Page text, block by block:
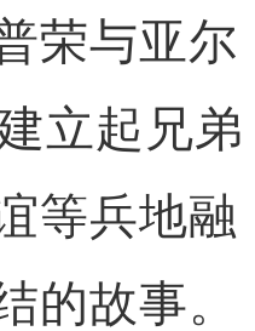
荣与亚尔
立起兄弟
等兵地融
的故事。